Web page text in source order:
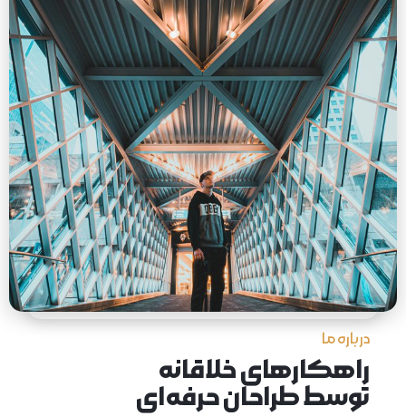
درباره ما
راهکارهای خلاقانه
توسط طراحان حرفه‌ای